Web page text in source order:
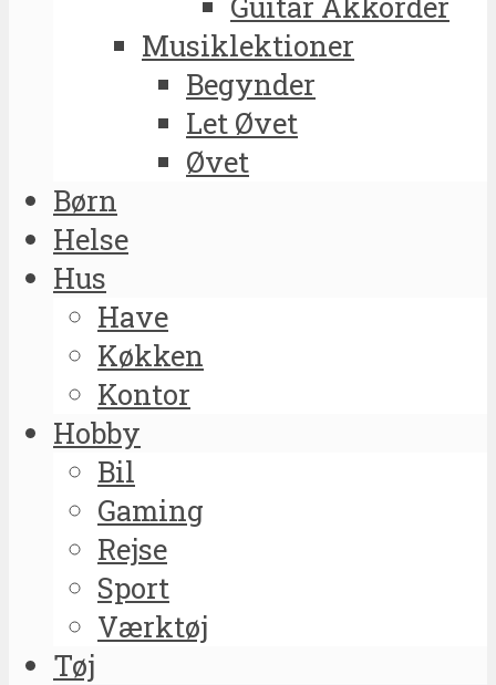
Musiklektioner
Begynder
Let Øvet
Øvet
Børn
Helse
Hus
Have
Køkken
Kontor
Hobby
Bil
Gaming
Rejse
Sport
Værktøj
Tøj